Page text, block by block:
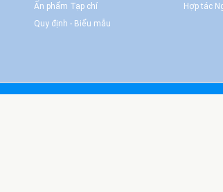
Ấn phẩm Tạp chí
Quy định - Biểu mẫu
Hợp tác